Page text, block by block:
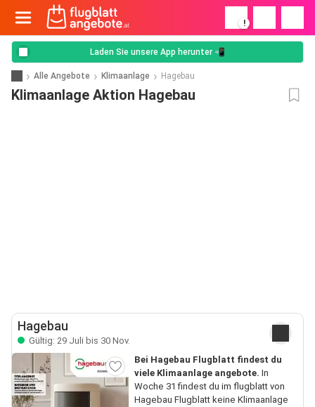
!
Laden Sie unsere App herunter 📲
Alle Angebote Klimaanlage Hagebau
Klimaanlage Aktion Hagebau
Hagebau
Gültig: 29 Juli bis 30 Nov.
Bei Hagebau Flugblatt findest du
viele Klimaanlage angebote. In
Woche 31 findest du im flugblatt von
Hagebau Flugblatt keine Klimaanlage